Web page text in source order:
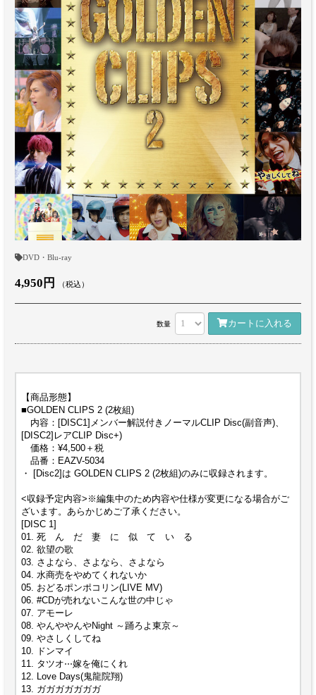
DVD・Blu-ray
4,950円 （税込）
数量 カートに入れる
【商品形態】
■GOLDEN CLIPS 2 (2枚組)
内容：[DISC1]メンバー解説付きノーマルCLIP Disc(副音声)、
[DISC2]レアCLIP Disc+)
価格：¥4,500＋税
品番：EAZV-5034
・ [Disc2]は GOLDEN CLIPS 2 (2枚組)のみに収録されます。
<収録予定内容>※編集中のため内容や仕様が変更になる場合がご
ざいます。あらかじめご了承ください。
[DISC 1]
01. 死 ん だ 妻 に 似 て い る
02. 欲望の歌
03. さよなら、さよなら、さよなら
04. 水商売をやめてくれないか
05. おどるポンポコリン(LIVE MV)
06. #CDが売れないこんな世の中じゃ
07. アモーレ
08. やんややんやNight ～踊ろよ東京～
09. やさしくしてね
10. ドンマイ
11. タツオ⋯嫁を俺にくれ
12. Love Days(鬼龍院翔)
13. ガガガガガガガ